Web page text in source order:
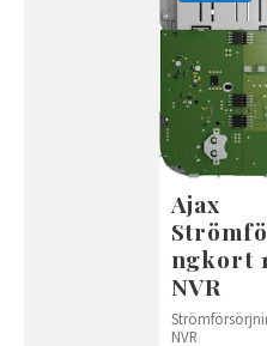
Ajax
ngkort
NVR
NVR